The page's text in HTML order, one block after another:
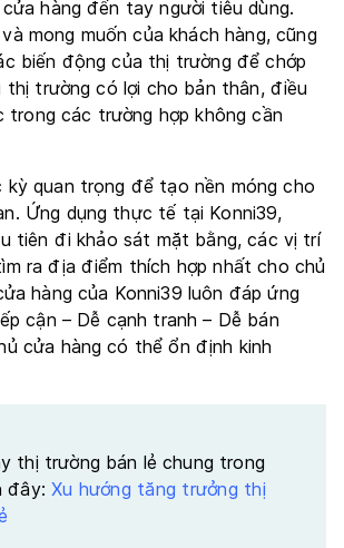
hàng đến tay người tiêu dùng.
mong muốn của khách hàng, cũng
biến động của thị trường để chớp
thị trường có lợi cho bản thân, điều
trong các trường hợp không cần
quan trọng để tạo nền móng cho
Ứng dụng thực tế tại Konni39,
tiên đi khảo sát mặt bằng, các vị trí
ra địa điểm thích hợp nhất cho chủ
hàng của Konni39 luôn đáp ứng
cận – Dễ cạnh tranh – Dễ bán
cửa hàng có thể ổn định kinh
thị trường bán lẻ chung trong
đây:Xu hướng tăng trưởng thị